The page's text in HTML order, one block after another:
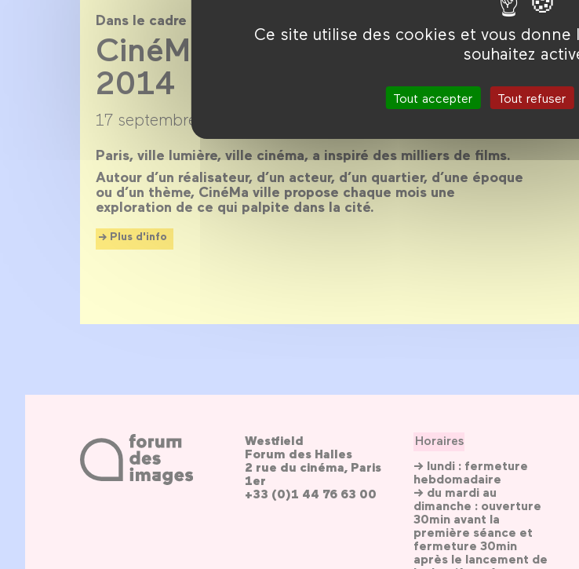
Ce site utilise des cookies et vous donne
souhaitez
Tout accepter Tout refuser
Dans le cadre de
CinéMa ville saison 2013-
2014
17 septembre 2013 →
Paris, ville lumière, ville cinéma, a inspiré des milliers de films.
Autour d’un réalisateur, d’un acteur, d’un quartier, d’une époque
ou d’un thème, CinéMa ville propose chaque mois une
exploration de ce qui palpite dans la cité.
Plus d'info
Westfield
Forum des Halles
2 rue du cinéma, Paris
1er
+33 (0)1 44 76 63 00
Horaires
→ lundi : fermeture
hebdomadaire
→ du mardi au
dimanche : ouverture
30min avant la
première séance et
fermeture 30min
après le lancement de